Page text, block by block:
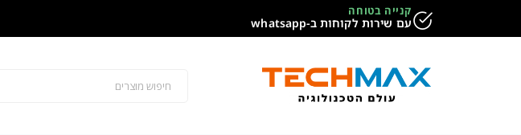
קנייה בטוחה
עם שירות לקוחות ב-whatsapp